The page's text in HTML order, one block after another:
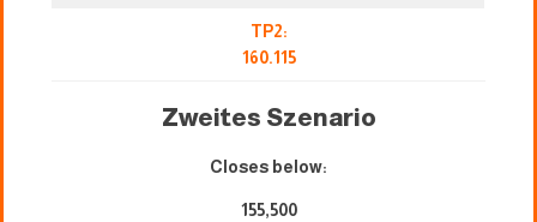
TP2:
160.115
Zweites Szenario
Closes below:
155,500